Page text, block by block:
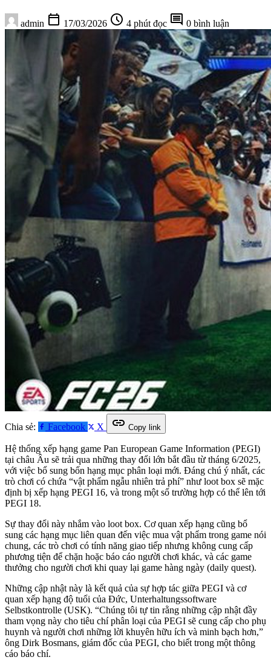
admin calendar_today 17/03/2026 schedule 4 phút đọc comment 0 bình luận
Chia sẻ: Facebook X link Copy link
Hệ thống xếp hạng game Pan European Game Information (PEGI)
tại châu Âu sẽ trải qua những thay đổi lớn bắt đầu từ tháng 6/2025,
với việc bổ sung bốn hạng mục phân loại mới. Đáng chú ý nhất, các
trò chơi có chứa “vật phẩm ngẫu nhiên trả phí” như loot box sẽ mặc
định bị xếp hạng PEGI 16, và trong một số trường hợp có thể lên tới
PEGI 18.
Sự thay đổi này nhắm vào loot box. Cơ quan xếp hạng cũng bổ
sung các hạng mục liên quan đến việc mua vật phẩm trong game nói
chung, các trò chơi có tính năng giao tiếp nhưng không cung cấp
phương tiện để chặn hoặc báo cáo người chơi khác, và các game
thưởng cho người chơi khi quay lại game hàng ngày (daily quest).
Những cập nhật này là kết quả của sự hợp tác giữa PEGI và cơ
quan xếp hạng độ tuổi của Đức, Unterhaltungssoftware
Selbstkontrolle (USK). “Chúng tôi tự tin rằng những cập nhật đầy
tham vọng này cho tiêu chí phân loại của PEGI sẽ cung cấp cho phụ
huynh và người chơi những lời khuyên hữu ích và minh bạch hơn,”
ông Dirk Bosmans, giám đốc của PEGI, cho biết trong một thông
cáo báo chí.